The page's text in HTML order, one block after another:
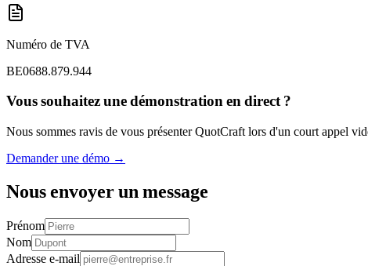
Numéro de TVA
BE0688.879.944
Vous souhaitez une démonstration en direct ?
Nous sommes ravis de vous présenter QuotCraft lors d'un court appel
Demander une démo →
Nous envoyer un message
Prénom
Nom
Adresse e-mail